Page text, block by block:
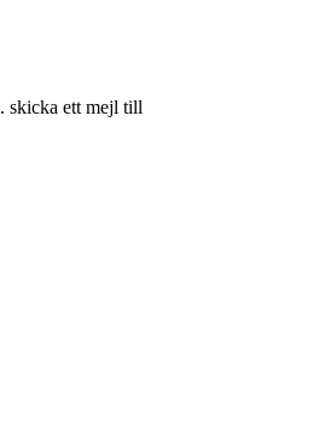
. skicka ett mejl till